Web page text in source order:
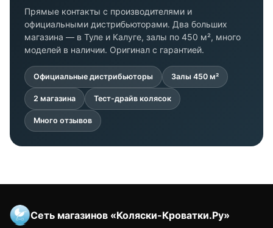
Прямые контакты с производителями и
официальными дистрибьюторами. Два больших
магазина — в Туле и Калуге, залы по 450 м², много
моделей в наличии. Оригинал с гарантией.
Официальные дистрибьюторы Залы 450 м²
2 магазина Тест-драйв колясок
Много отзывов
Сеть магазинов «Коляски-Кроватки.Ру»